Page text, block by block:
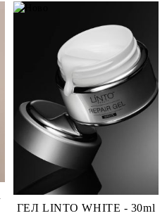
ГЕЛ LINTO WHITE - 30ml